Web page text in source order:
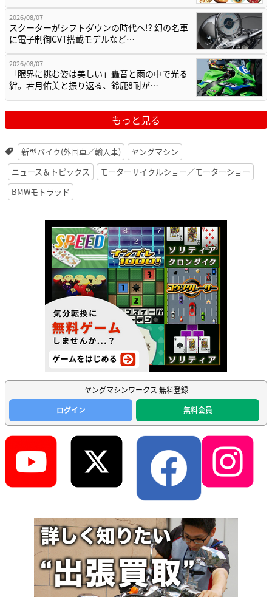
2026/08/07
スクーターがシフトダウンの時代へ!? 幻の名車
に電子制御CVT搭載モデルなど…
2026/08/07
「限界に挑む姿は美しい」轟音と雨の中で光る
絆。若月佑美と振り返る、鈴鹿8耐が…
もっと見る
新型バイク(外国車／輸入車)
ヤングマシン
ニュース＆トピックス
モーターサイクルショー／モーターショー
BMWモトラッド
ヤングマシンワークス 無料登録
ログイン
無料会員